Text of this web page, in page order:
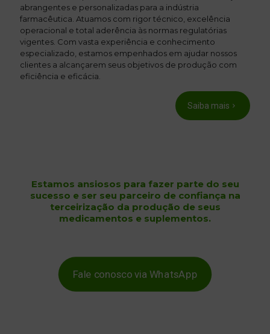
abrangentes e personalizadas para a indústria
farmacêutica. Atuamos com rigor técnico, excelência
operacional e total aderência às normas regulatórias
vigentes. Com vasta experiência e conhecimento
especializado, estamos empenhados em ajudar nossos
clientes a alcançarem seus objetivos de produção com
eficiência e eficácia.
Saiba mais
Estamos ansiosos para fazer parte do seu
sucesso e ser seu parceiro de confiança na
terceirização da produção de seus
medicamentos e suplementos.
Fale conosco via WhatsApp